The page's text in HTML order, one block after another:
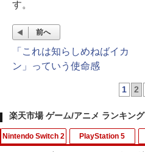
す。
前へ
「これは知らしめねばイカ
ン」っていう使命感
1 2
楽天市場 ゲーム/アニメ ランキング
Nintendo Switch 2 PlayStation 5